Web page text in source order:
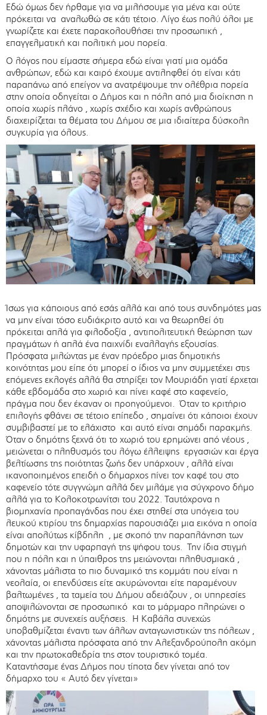
Εδώ όμως δεν ήρθαμε για να μιλήσουμε για μένα και ούτε
πρόκειται να αναλωθώ σε κάτι τέτοιο. Λίγο έως πολύ όλοι με
γνωρίζετε και έχετε παρακολουθήσει την προσωπική ,
επαγγελματική και πολιτική μου πορεία.
Ο λόγος που είμαστε σήμερα εδώ είναι γιατί μια ομάδα
ανθρώπων, εδώ και καιρό έχουμε αντιληφθεί ότι είναι κάτι
παραπάνω από επείγον να ανατρέψουμε την ολέθρια πορεία
στην οποία οδηγείται ο Δήμος και η πόλη από μια διοίκηση η
οποία χωρίς πλάνο , χωρίς σχέδιο και χωρίς ανθρώπους
διαχειρίζεται τα θέματα του Δήμου σε μια ιδιαίτερα δύσκολη
συγκυρία για όλους.
Ίσως για κάποιους από εσάς αλλά και από τους συνδημότες μας
να μην είναι τόσο ευδιάκριτο αυτό και να θεωρηθεί ότι
πρόκειται απλά για φιλοδοξία , αντιπολιτευτική θεώρηση των
πραγμάτων ή απλά ένα παιχνίδι εναλλαγής εξουσίας.
Πρόσφατα μιλώντας με έναν πρόεδρο μιας δημοτικής
κοινότητας μου είπε ότι μπορεί ο ίδιος να μην συμμετέχει στις
επόμενες εκλογές αλλά θα στηρίξει τον Μουριάδη γιατί έρχεται
κάθε εβδομάδα στο χωριό και πίνει καφέ στο καφενείο,
πράγμα που δεν έκαναν οι προηγούμενοι. Όταν το κριτήριο
επιλογής φθάνει σε τέτοιο επίπεδο , σημαίνει ότι κάποιοι έχουν
συμβιβαστεί με το ελάχιστο και αυτό είναι σημάδι παρακμής.
Όταν ο δημότης ξεχνά ότι το χωριό του ερημώνει από νέους ,
μειώνεται ο πληθυσμός του λόγω έλλειψης εργασιών και έργα
βελτίωσης της ποιότητας ζωής δεν υπάρχουν , αλλά είναι
ικανοποιημένος επειδή ο δήμαρχος πίνει τον καφέ του στο
καφενείο τότε συγγνώμη αλλά δεν μιλάμε για σύγχρονο δήμο
αλλά για το Κολοκοτρωνίτσι του 2022. Ταυτόχρονα η
βιομηχανία προπαγάνδας που έχει στηθεί στα υπόγεια του
λευκού κτιρίου της δημαρχίας παρουσιάζει μια εικόνα η οποία
είναι απολύτως κίβδηλη , με σκοπό την παραπλάνηση των
δημοτών και την υφαρπαγή της ψήφου τους. Την ίδια στιγμή
που η πόλη και η ύπαιθρος της μειώνονται πληθυσμιακά ,
χάνοντας μάλιστα το πιο δυναμικό της κομμάτι που είναι η
νεολαία, οι επενδύσεις είτε ακυρώνονται είτε παραμένουν
βαλτωμένες , τα ταμεία του Δήμου αδειάζουν , οι υπηρεσίες
αποψιλώνονται σε προσωπικό και το μάρμαρο πληρώνει ο
δημότης με συνεχείς αυξήσεις. Η Καβάλα συνεχώς
υποβαθμίζεται έναντι των άλλων ανταγωνιστικών της πόλεων ,
χάνοντας μάλιστα πρόσφατα από την Αλεξανδρούπολη ακόμη
και την πρωτοκαθεδρία της στον τουριστικό τομέα.
Καταντήσαμε ένας Δήμος που τίποτα δεν γίνεται από τον
δήμαρχο του « Αυτό δεν γίνεται»